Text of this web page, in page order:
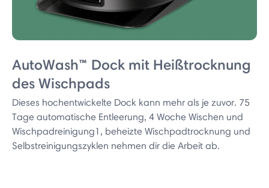
AutoWash™ Dock mit Heißtrocknung
des Wischpads
Dieses hochentwickelte Dock kann mehr als je zuvor. 75
Tage automatische Entleerung, 4 Woche Wischen und
Wischpadreinigung1, beheizte Wischpadtrocknung und
Selbstreinigungszyklen nehmen dir die Arbeit ab.